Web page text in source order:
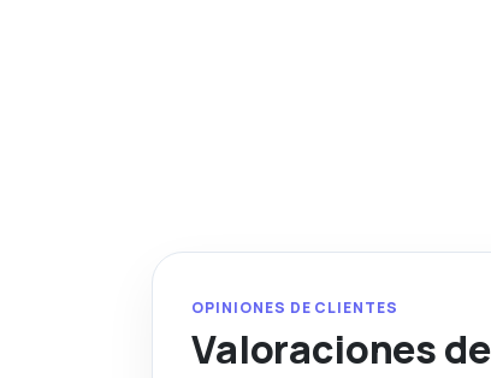
OPINIONES DE CLIENTES
Valoraciones